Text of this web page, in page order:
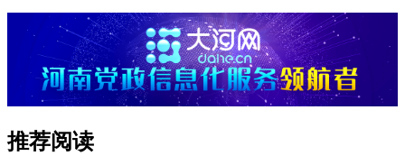
推荐阅读